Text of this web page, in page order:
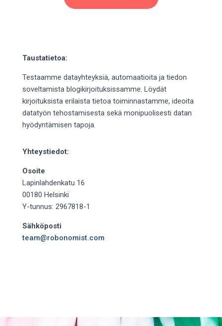
Taustatietoa:
Testaamme datayhteyksiä, automaatioita ja tiedon
soveltamista blogikirjoituksissamme. Löydät
kirjoituksista erilaista tietoa toiminnastamme, ideoita
datatyön tehostamisesta sekä monipuolisesti datan
hyödyntämisen tapoja.
Yhteystiedot:
Osoite
Lapinlahdenkatu 16
00180 Helsinki
Y-tunnus: 2967818-1
Sähköposti
team@robonomist.com